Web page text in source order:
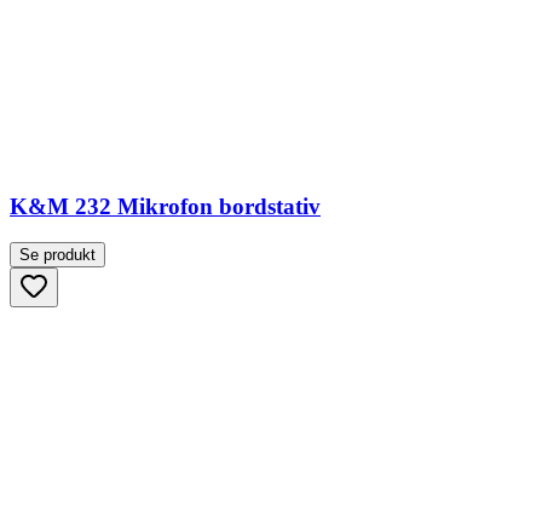
K&M 232 Mikrofon bordstativ
Se produkt